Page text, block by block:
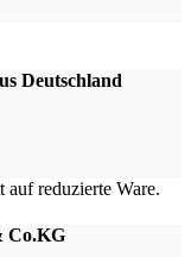
Deutschland
Co.KG